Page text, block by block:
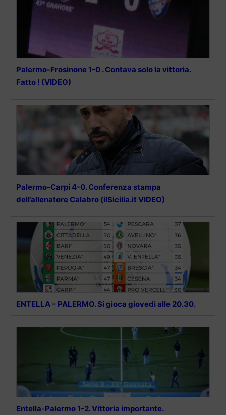
Palermo-Frosinone 1-0 . Contava solo la vittoria.
Fatto ! (VIDEO)
Palermo-Carpi 4-0. Conferenza stampa
dell’allenatore Calabro (ilSicilia.it VIDEO)
ENTELLA – PALERMO. Si gioca giovedì alle 20.30.
Entella-Palermo 1-2. Vittoria importante.